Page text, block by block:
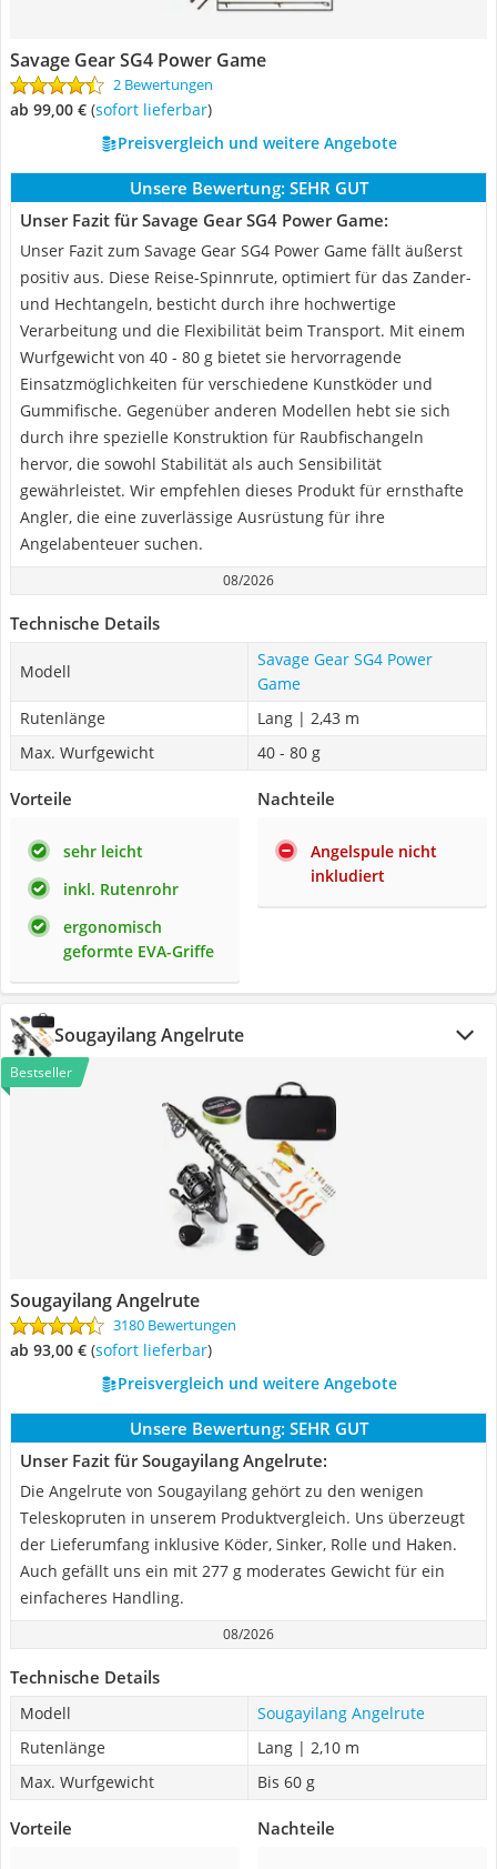
Savage Gear SG4 Power Game
2 Bewertungen
ab 99,00 € ( Sofort lieferbar)
Preisvergleich und weitere Angebote
Unsere Bewertung: SEHR GUT
Unser Fazit für Savage Gear SG4 Power Game:
Unser Fazit zum Savage Gear SG4 Power Game fällt äußerst
positiv aus. Diese Reise-Spinnrute, optimiert für das Zander-
und Hechtangeln, besticht durch ihre hochwertige
Verarbeitung und die Flexibilität beim Transport. Mit einem
Wurfgewicht von 40 - 80 g bietet sie hervorragende
Einsatzmöglichkeiten für verschiedene Kunstköder und
Gummifische. Gegenüber anderen Modellen hebt sie sich
durch ihre spezielle Konstruktion für Raubfischangeln
hervor, die sowohl Stabilität als auch Sensibilität
gewährleistet. Wir empfehlen dieses Produkt für ernsthafte
Angler, die eine zuverlässige Ausrüstung für ihre
Angelabenteuer suchen.
08/2026
Technische Details
Modell
Savage Gear SG4 Power
Game
Rutenlänge
Lang | 2,43 m
Max. Wurfgewicht
40 - 80 g
Vorteile
sehr leicht
inkl. Rutenrohr
ergonomisch
geformte EVA-Griffe
Nachteile
Angelspule nicht
inkludiert
Sougayilang Angelrute
Bestseller
Sougayilang Angelrute
3180 Bewertungen
ab 93,00 € ( Sofort lieferbar)
Preisvergleich und weitere Angebote
Unsere Bewertung: SEHR GUT
Unser Fazit für Sougayilang Angelrute:
Die Angelrute von Sougayilang gehört zu den wenigen
Teleskopruten in unserem Produktvergleich. Uns überzeugt
der Lieferumfang inklusive Köder, Sinker, Rolle und Haken.
Auch gefällt uns ein mit 277 g moderates Gewicht für ein
einfacheres Handling.
08/2026
Technische Details
Modell
Sougayilang Angelrute
Rutenlänge
Lang | 2,10 m
Max. Wurfgewicht
Bis 60 g
Vorteile Nachteile